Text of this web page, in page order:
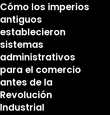
Cómo los imperios
antiguos
establecieron
sistemas
administrativos
para el comercio
antes de la
Revolución
Industrial